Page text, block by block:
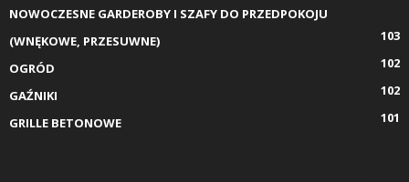
NOWOCZESNE GARDEROBY I SZAFY DO PRZEDPOKOJU
(WNĘKOWE, PRZESUWNE)
103
OGRÓD
102
GAŹNIKI
102
GRILLE BETONOWE
101